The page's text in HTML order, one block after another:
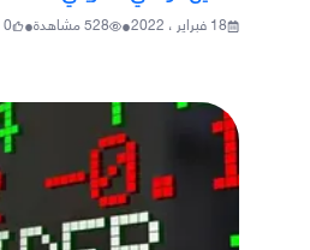
18 فبراير ، 2022 •
528مشاهدة•
0